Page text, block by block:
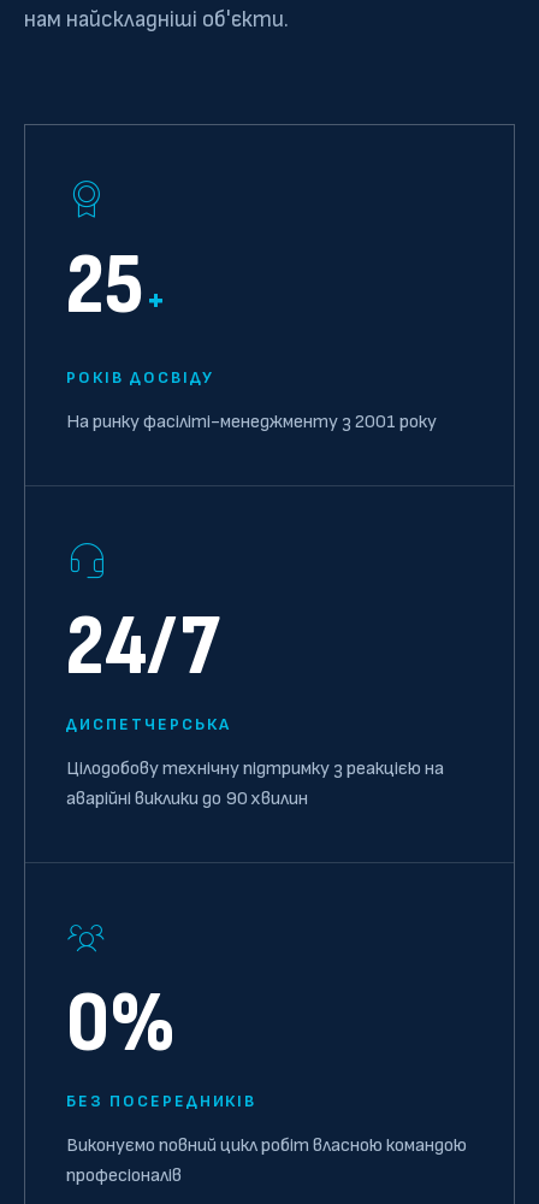
нам найскладніші об'єкти.
25+
РОКІВ ДОСВІДУ
На ринку фасіліті-менеджменту з 2001 року
24/7
ДИСПЕТЧЕРСЬКА
Цілодобову технічну підтримку з реакцією на
аварійні виклики до 90 хвилин
0%
БЕЗ ПОСЕРЕДНИКІВ
Виконуємо повний цикл робіт власною командою
професіоналів